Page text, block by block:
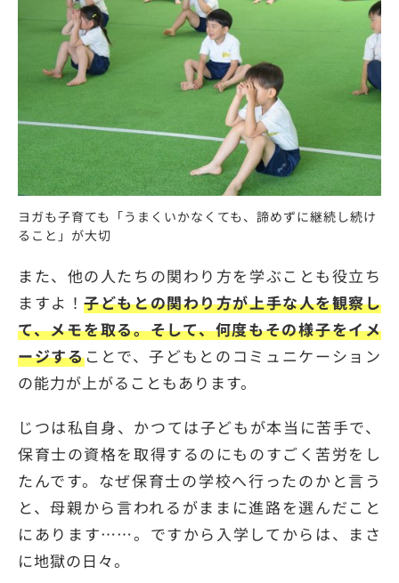
ヨガも子育ても「うまくいかなくても、諦めずに継続し続け
ること」が大切
また、他の人たちの関わり方を学ぶことも役立ち
ますよ！子どもとの関わり方が上手な人を観察し
て、メモを取る。そして、何度もその様子をイメ
ージすることで、子どもとのコミュニケーション
の能力が上がることもあります。
じつは私自身、かつては子どもが本当に苦手で、
保育士の資格を取得するのにものすごく苦労をし
たんです。なぜ保育士の学校へ行ったのかと言う
と、母親から言われるがままに進路を選んだこと
にあります……。ですから入学してからは、まさ
に地獄の日々。